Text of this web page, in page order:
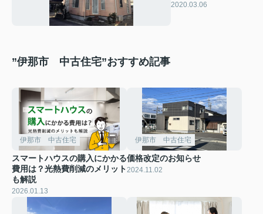
2020.03.06
”伊那市 中古住宅”おすすめ記事
伊那市 中古住宅
スマートハウスの購入にかかる
費用は？光熱費削減のメリット
も解説
2026.01.13
伊那市 中古住宅
価格改定のお知らせ
2024.11.02